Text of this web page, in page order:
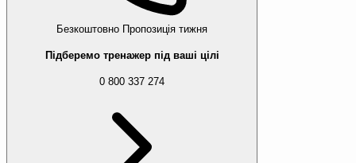
Безкоштовно Пропозиція тижня
Підберемо тренажер під ваші цілі
0 800 337 274